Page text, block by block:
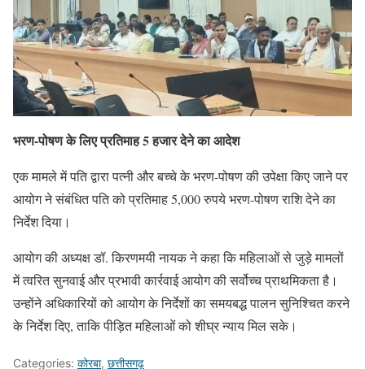
भरण-पोषण के लिए प्रतिमाह 5 हजार देने का आदेश
एक मामले में पति द्वारा पत्नी और बच्चे के भरण-पोषण की उपेक्षा किए जाने पर
आयोग ने संबंधित पति को प्रतिमाह 5,000 रुपये भरण-पोषण राशि देने का
निर्देश दिया।
आयोग की अध्यक्ष डॉ. किरणमयी नायक ने कहा कि महिलाओं से जुड़े मामलों
में त्वरित सुनवाई और प्रभावी कार्रवाई आयोग की सर्वोच्च प्राथमिकता है।
उन्होंने अधिकारियों को आयोग के निर्देशों का समयबद्ध पालन सुनिश्चित करने
के निर्देश दिए, ताकि पीड़ित महिलाओं को शीघ्र न्याय मिल सके।
Categories: कोरबा, छत्तीसगढ़